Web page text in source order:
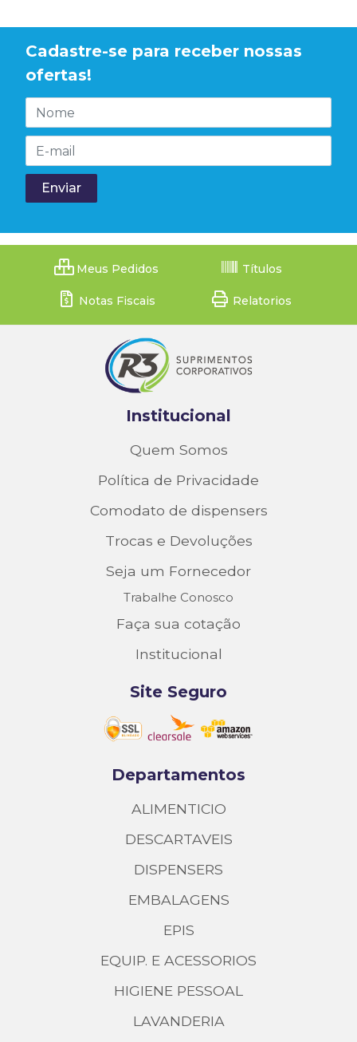
Cadastre-se para receber nossas
ofertas!
Meus Pedidos Títulos
Notas Fiscais Relatorios
Institucional
Quem Somos
Política de Privacidade
Comodato de dispensers
Trocas e Devoluções
Seja um Fornecedor
Trabalhe Conosco
Faça sua cotação
Institucional
Site Seguro
Departamentos
ALIMENTICIO
DESCARTAVEIS
DISPENSERS
EMBALAGENS
EPIS
EQUIP. E ACESSORIOS
HIGIENE PESSOAL
LAVANDERIA